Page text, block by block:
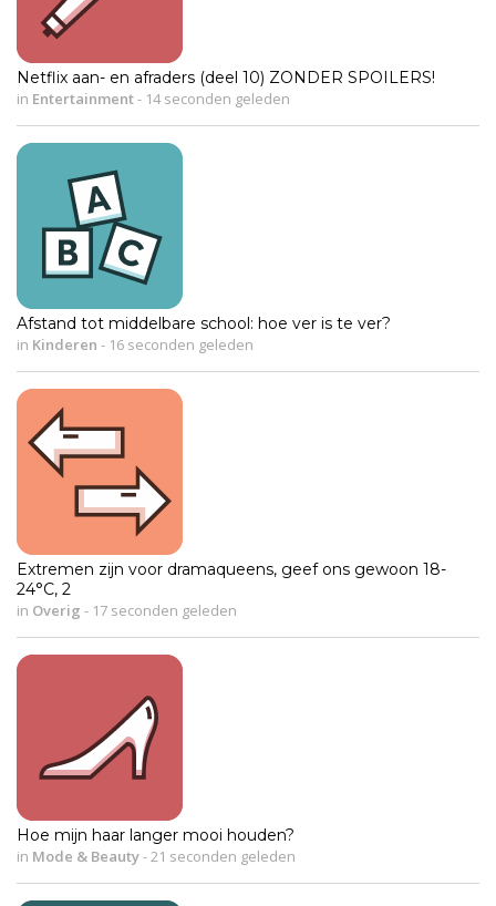
Netflix aan- en afraders (deel 10) ZONDER SPOILERS!
in Entertainment- 14 seconden geleden
Afstand tot middelbare school: hoe ver is te ver?
in Kinderen - 16 seconden geleden
Extremen zijn voor dramaqueens, geef ons gewoon 18-
24°C, 2
in Overig - 17 seconden geleden
Hoe mijn haar langer mooi houden?
in Mode & Beauty-21 seconden geleden